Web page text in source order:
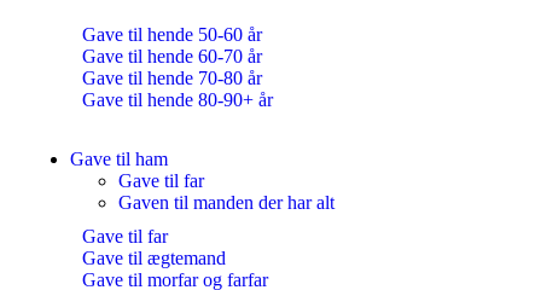
Gave til hende 50-60 år
Gave til hende 60-70 år
Gave til hende 70-80 år
Gave til hende 80-90+ år
Gave til ham
Gave til far
Gaven til manden der har alt
Gave til far
Gave til ægtemand
Gave til morfar og farfar